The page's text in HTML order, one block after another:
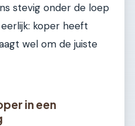
stevig onder de loep
koper heeft
wel om de juiste
in een